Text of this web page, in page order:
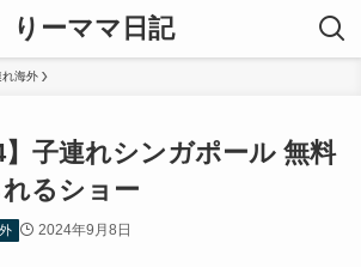
りーママ日記
れ海外
】子連れシンガポール 無料
るショー
2024年9月8日